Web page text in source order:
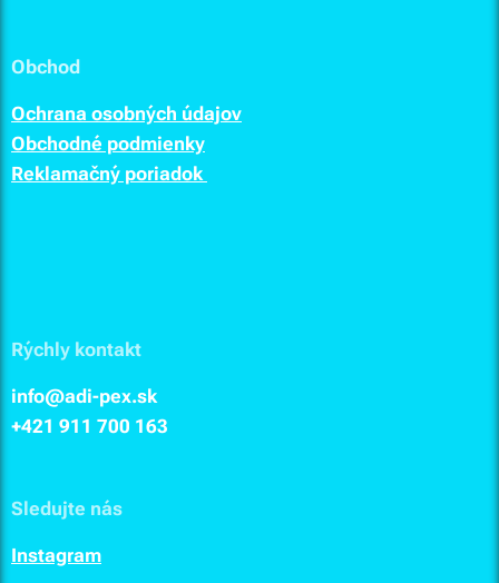
Obchod
Ochrana osobných údajov
Obchodné podmienky
Reklamačný poriadok
Rýchly kontakt
info@adi-pex.sk
+421 911 700 163
Sledujte nás
Instagram